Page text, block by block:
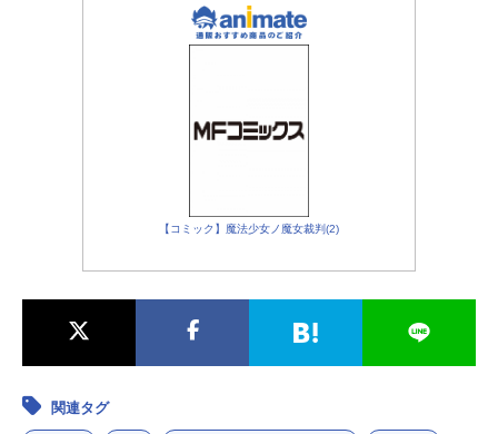
【コミック】魔法少女ノ魔女裁判(2)
関連タグ